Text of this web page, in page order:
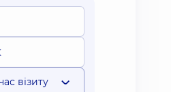
візиту